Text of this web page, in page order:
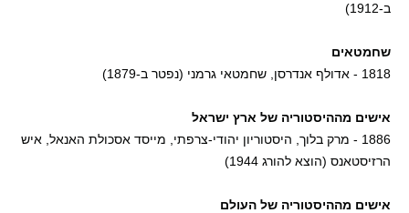
ב-1912)
שחמטאים
1818 - אדולף אנדרסן, שחמטאי גרמני (נפטר ב-1879)
אישים מההיסטוריה של ארץ ישראל
1886 - מרק בלוך, היסטוריון יהודי-צרפתי, מייסד אסכולת האנאל, איש
הרזיסטאנס (הוצא להורג 1944)
אישים מההיסטוריה של העולם